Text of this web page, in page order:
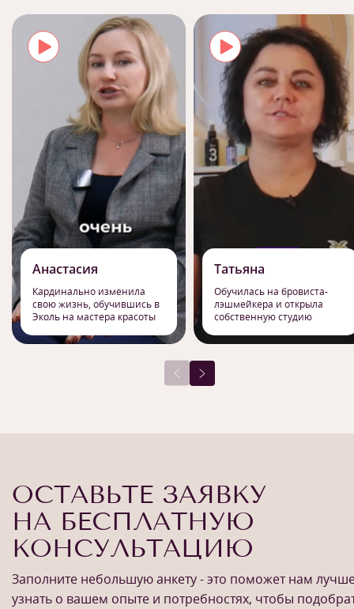
Анастасия
Кардинально изменила
свою жизнь, обучившись в
Эколь на мастера красоты
Татьяна
Обучилась на бровиста-
лэшмейкера и открыла
собственную студию
ОСТАВЬТЕ ЗАЯВКУ
НА БЕСПЛАТНУЮ
КОНСУЛЬТАЦИЮ
Заполните небольшую анкету - это поможет нам
узнать о вашем опыте и потребностях, чтобы